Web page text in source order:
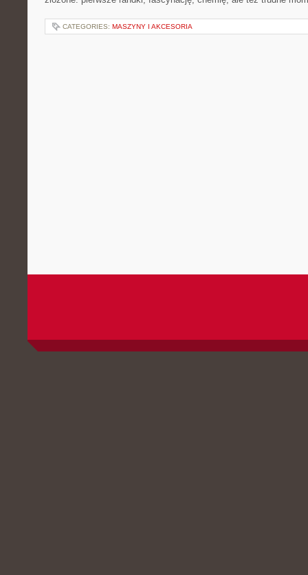
CATEGORIES: MASZYNY I AKCESORIA